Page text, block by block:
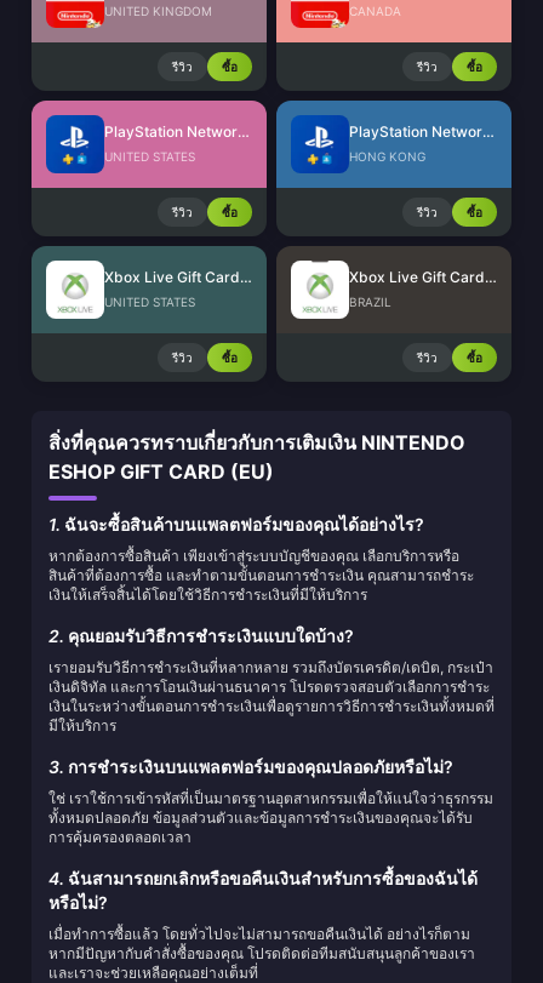
UNITED KINGDOM
รีวิว ซื้อ
CANADA
รีวิว ซื้อ
PlayStation Network Card (US)
UNITED STATES
รีวิว ซื้อ
PlayStation Network Card (HK)
HONG KONG
รีวิว ซื้อ
Xbox Live Gift Card (US)
UNITED STATES
รีวิว ซื้อ
Xbox Live Gift Card (BR)
BRAZIL
รีวิว ซื้อ
สิ่งที่คุณควรทราบเกี่ยวกับการเติมเงิน NINTENDO
ESHOP GIFT CARD (EU)
1. ฉันจะซื้อสินค้าบนแพลตฟอร์มของคุณได้อย่างไร?
หากต้องการซื้อสินค้า เพียงเข้าสู่ระบบบัญชีของคุณ เลือกบริการหรือ
สินค้าที่ต้องการซื้อ และทำตามขั้นตอนการชำระเงิน คุณสามารถชำระ
เงินให้เสร็จสิ้นได้โดยใช้วิธีการชำระเงินที่มีให้บริการ
2. คุณยอมรับวิธีการชำระเงินแบบใดบ้าง?
เรายอมรับวิธีการชำระเงินที่หลากหลาย รวมถึงบัตรเครดิต/เดบิต, กระเป๋า
เงินดิจิทัล และการโอนเงินผ่านธนาคาร โปรดตรวจสอบตัวเลือกการชำระ
เงินในระหว่างขั้นตอนการชำระเงินเพื่อดูรายการวิธีการชำระเงินทั้งหมดที่
มีให้บริการ
3. การชำระเงินบนแพลตฟอร์มของคุณปลอดภัยหรือไม่?
ใช่ เราใช้การเข้ารหัสที่เป็นมาตรฐานอุตสาหกรรมเพื่อให้แน่ใจว่าธุรกรรม
ทั้งหมดปลอดภัย ข้อมูลส่วนตัวและข้อมูลการชำระเงินของคุณจะได้รับ
การคุ้มครองตลอดเวลา
4. ฉันสามารถยกเลิกหรือขอคืนเงินสำหรับการซื้อของฉันได้
หรือไม่?
เมื่อทำการซื้อแล้ว โดยทั่วไปจะไม่สามารถขอคืนเงินได้ อย่างไรก็ตาม
หากมีปัญหากับคำสั่งซื้อของคุณ โปรดติดต่อทีมสนับสนุนลูกค้าของเรา
และเราจะช่วยเหลือคุณอย่างเต็มที่